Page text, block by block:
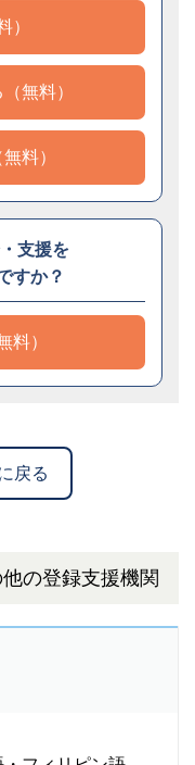
）
無料）
料）
支援を
すか？
料）
戻る
の登録支援機関